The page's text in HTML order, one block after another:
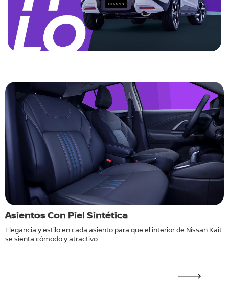
Asientos Con Piel Sintética
Elegancia y estilo en cada asiento para que el interior de Nissan Kait
se sienta cómodo y atractivo.